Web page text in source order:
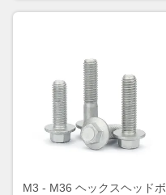
M3 - M36 ヘックスヘッドボ